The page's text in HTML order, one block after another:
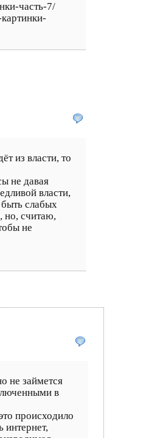
часть-7/
из власти, то
не давая
власти,
слабых
но, считаю,
не
не займется
в
происходило
интернет,